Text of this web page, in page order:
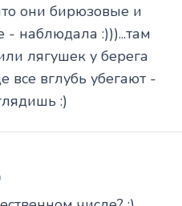
они бирюзовые и
наблюдала :)))...там
лягушек у берега
все вглубь убегают -
:)